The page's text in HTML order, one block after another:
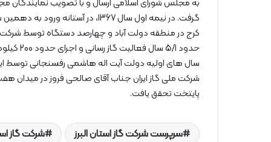
گرفت. در نیمه اول سال 1367، در
کرج در منطقه دولت آباد و چهارصد دستگاه توسط شرکت
سال های اولیه دولت آیت اله هاشمی رفسنجانی توسط
شرکت ملی گاز ایران جناب آقای صالحی فروز در میدان
پایتخت تحقق یافت.
سرپرست شرکت گاز استان البرز شرکت گاز